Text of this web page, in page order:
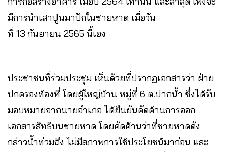
มีการนำเสาปูนมาปักในชายหาด เมื่อวัน
ที่ 13 กันยายน 2565 นี้เอง
ประชาชนที่ร่วมประชุม เห็นด้วยที่ปรากฏเอกสารว่า ฝ่าย
ปกครองท้องที่ โดยผู้ใหญ่บ้าน หมู่ที่ 6 ต.ปากน้ำ ซึ่งได้รับ
มอบหมายจากนายอำเภอ ได้ยืนยันคัดค้านการออก
เอกสารสิทธิบนชายหาด โดยคัดค้านว่าที่ชายหาดดัง
กล่าวน้ำท่วมถึง ไม่มีสภาพการใช้ประโยชน์มาก่อน และ